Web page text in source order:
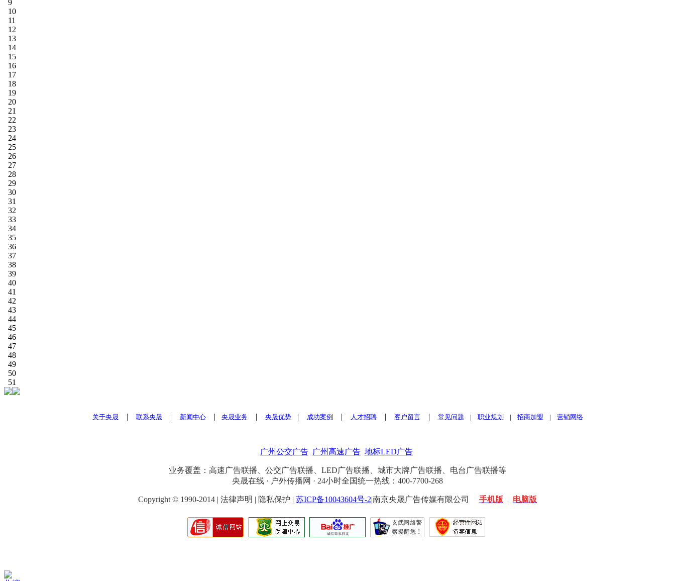
9
10
11
12
13
14
15
16
17
18
19
20
21
22
23
24
25
26
27
28
29
30
31
32
33
34
35
36
37
38
39
40
41
42
43
44
45
46
47
48
49
50
51
关于央晟| 联系央晟| 新闻中心| 央晟业务| 央晟优势| 成功案例 | 人才招聘| 客户留言| 常见问题 | 职业规划 | 招商加盟 | 营销网络
广州公交广告 广州高速广告 地标LED广告
业务覆盖：高速广告联播、公交广告联播、LED广告联播、城市大牌广告联播、电台广告联播等
央晟在线 · 户外传播网 · 24小时全国统一热线：400-7700-268
Copyright © 1990-2014 | 法律声明 | 隐私保护 | 苏ICP备10043604号-2|南京央晟广告传媒有限公司 手机版 | 电脑版